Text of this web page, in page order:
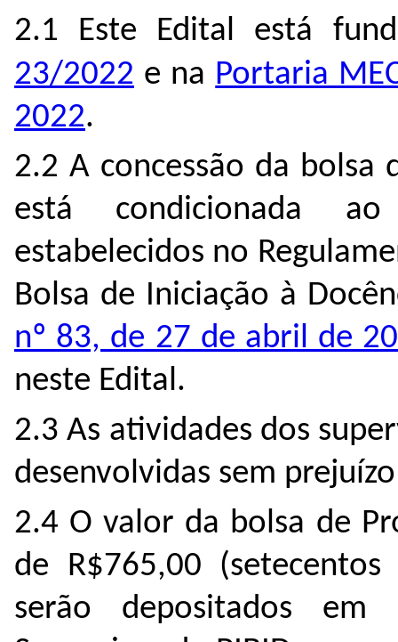
2.1 Este Edital está
23/2022 e na Portaria
2022.
2.2 A concessão da bolsa
está condicionada
estabelecidos no
Bolsa de Iniciação à
nº 83, de 27 de abril de
neste Edital.
2.3 As atividades dos
desenvolvidas sem
2.4 O valor da bolsa de
de R$765,00
serão depositados